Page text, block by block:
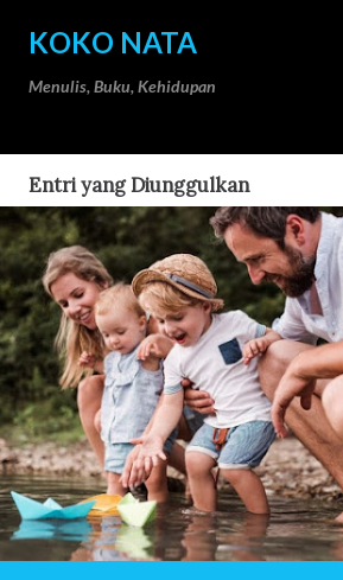
Langsung ke konten
KOKO NATA
Menulis, Buku, Kehidupan
Entri yang Diunggulkan